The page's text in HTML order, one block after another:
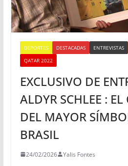
DEPORTES DESTACADAS ENTREVISTAS
QATAR 2022
EXCLUSIVO DE
ALDYR SCHLEE : EL
DEL MAYOR
BRASIL
24/02/2026 Yalis Fontes